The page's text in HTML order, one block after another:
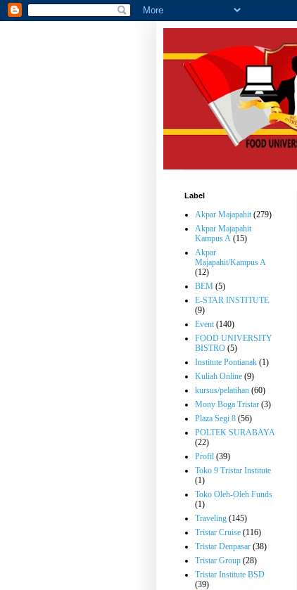
Label
Akpar Majapahit (279)
Akpar Majapahit
Kampus A (15)
Akpar
Majapahit/Kampus A
(12)
BEM (5)
E-STAR INSTITUTE
(9)
Event (140)
FOOD UNIVERSITY
BISTRO (5)
Institute Pontianak (1)
Kuliah Online (9)
kursus/pelatihan (60)
Mony Boga Tristar (3)
Plaza Segi 8 (56)
POLTEK SURABAYA
(22)
Profil (39)
Toko 9 Tristar Institute
(1)
Toko Oleh-Oleh Funds
(1)
Traveling (145)
Tristar Cruise (116)
Tristar Denpasar (38)
Tristar Group (28)
Tristar Institute BSD
(39)